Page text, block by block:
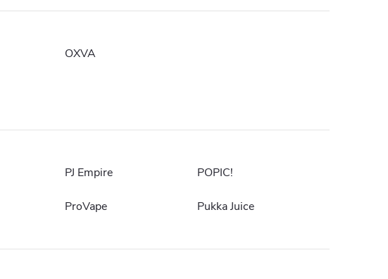
OXVA
PJ Empire POPIC!
ProVape Pukka Juice